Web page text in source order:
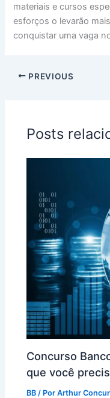
materiais e cursos
esforços o levarão
conquistar uma vaga
PREVIOUS
Posts
Concurso
que você
BB / PorArthur